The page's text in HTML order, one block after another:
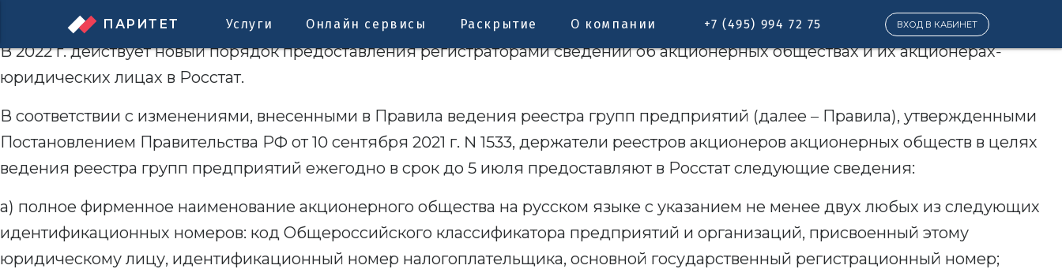
ПАРИТЕТ Услуги Онлайн сервисы Раскрытие О компании +7 (495) 994 72 75 ВХОД В КАБИНЕТ
Уважаемые клиенты!
В 2022 г. действует новый порядок предоставления регистраторами сведений об акционерных обществах и их акционерах-
юридических лицах в Росстат.
В соответствии с изменениями, внесенными в Правила ведения реестра групп предприятий (далее – Правила), утвержденными
Постановлением Правительства РФ от 10 сентября 2021 г. N 1533, держатели реестров акционеров акционерных обществ в целях
ведения реестра групп предприятий ежегодно в срок до 5 июля предоставляют в Росстат следующие сведения:
а) полное фирменное наименование акционерного общества на русском языке с указанием не менее двух любых из следующих
идентификационных номеров: код Общероссийского классификатора предприятий и организаций, присвоенный этому
юридическому лицу, идентификационный номер налогоплательщика, основной государственный регистрационный номер;